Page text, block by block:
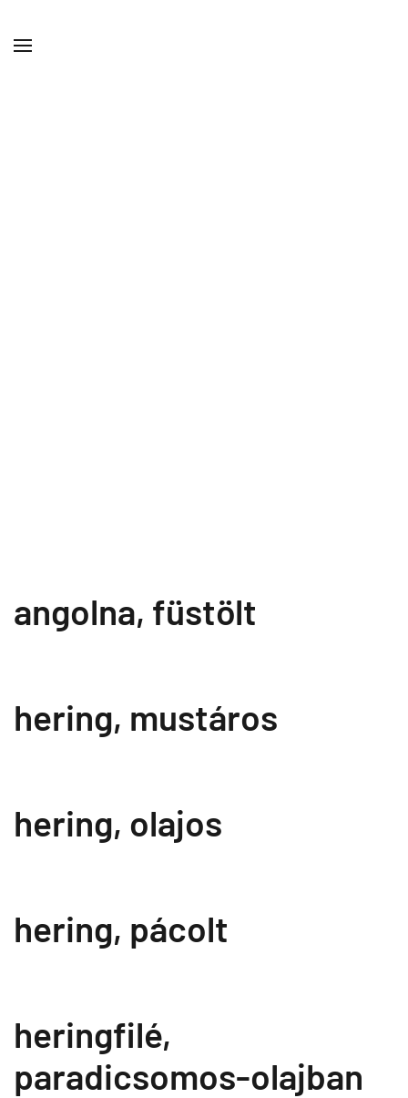
angolna, füstölt
hering, mustáros
hering, olajos
hering, pácolt
heringfilé,
paradicsomos-olajban